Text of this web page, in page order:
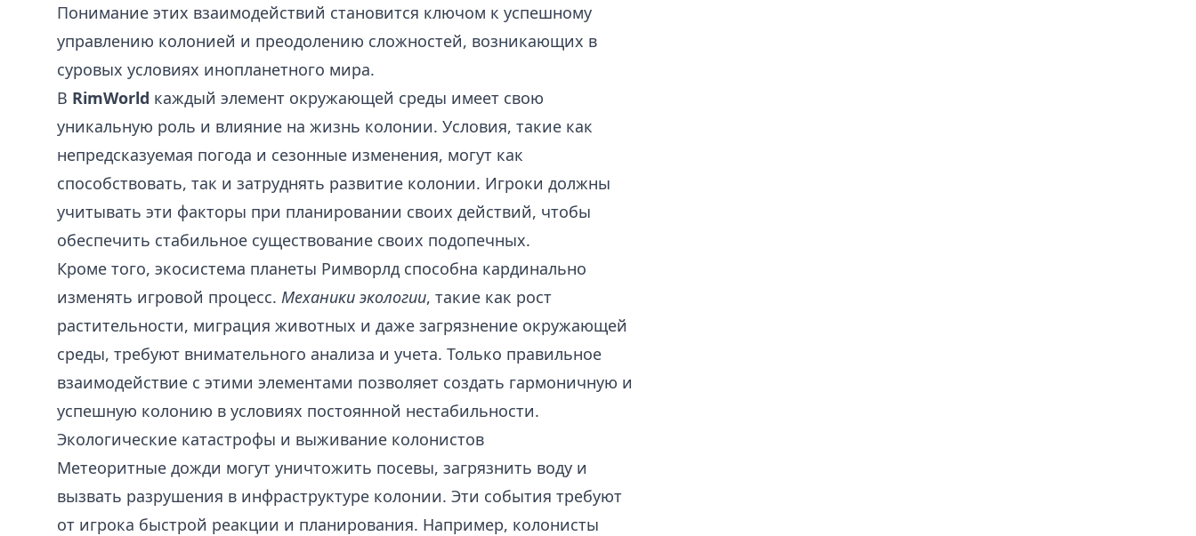
Понимание этих взаимодействий становится ключом к успешному
управлению колонией и преодолению сложностей, возникающих в
суровых условиях инопланетного мира.
В RimWorld каждый элемент окружающей среды имеет свою
уникальную роль и влияние на жизнь колонии. Условия, такие как
непредсказуемая погода и сезонные изменения, могут как
способствовать, так и затруднять развитие колонии. Игроки должны
учитывать эти факторы при планировании своих действий, чтобы
обеспечить стабильное существование своих подопечных.
Кроме того, экосистема планеты Римворлд способна кардинально
изменять игровой процесс. Механики экологии, такие как рост
растительности, миграция животных и даже загрязнение окружающей
среды, требуют внимательного анализа и учета. Только правильное
взаимодействие с этими элементами позволяет создать гармоничную и
успешную колонию в условиях постоянной нестабильности.
Экологические катастрофы и выживание колонистов
Метеоритные дожди могут уничтожить посевы, загрязнить воду и
вызвать разрушения в инфраструктуре колонии. Эти события требуют
от игрока быстрой реакции и планирования. Например, колонисты